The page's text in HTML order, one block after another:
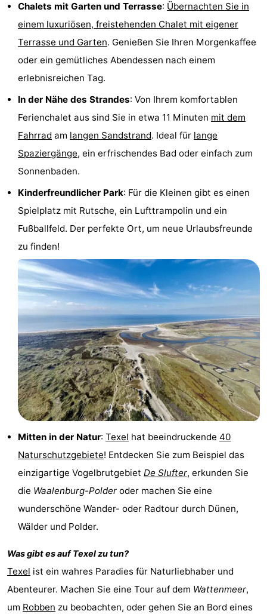
Park
Buytenveldt
Krim
EuroParcs
Texel
-
Kustpark
Texel
Sluftervallei
Strandhuys
Residentie
Texel
Villapark
Vogelmient
Hotels
Zimmer
(mit
Frühstück)
Lastminutes
Strand
Sehen
tun
Museen
Denkmäler
Mühlen
Rundfahrten
-
Bauernhöfe
-
Spielplätze
-
Chalets mit Garten und Terrasse: Übernachten Sie in
einem luxuriösen, freistehenden Chalet mit eigener
Terrasse und Garten. Genießen Sie Ihren Morgenkaffee
oder ein gemütliches Abendessen nach einem
erlebnisreichen Tag.
In der Nähe des Strandes: Von Ihrem komfortablen
Ferienchalet aus sind Sie in etwa 11 Minuten mit dem
Fahrrad am langen Sandstrand. Ideal für lange
Spaziergänge, ein erfrischendes Bad oder einfach zum
Sonnenbaden.
Kinderfreundlicher Park: Für die Kleinen gibt es einen
Spielplatz mit Rutsche, ein Lufttrampolin und ein
Fußballfeld. Der perfekte Ort, um neue Urlaubsfreunde
zu finden!
Mitten in der Natur: Texel hat beeindruckende 40
Naturschutzgebiete! Entdecken Sie zum Beispiel das
einzigartige Vogelbrutgebiet De Slufter, erkunden Sie
die Waalenburg-Polder oder machen Sie eine
wunderschöne Wander- oder Radtour durch Dünen,
Wälder und Polder.
Was gibt es aufTexelzu tun?
Texel ist ein wahres Paradies für Naturliebhaber und
Abenteurer. Machen Sie eine Tour auf dem Wattenmeer,
um Robben zu beobachten, oder gehen Sie an Bord eines